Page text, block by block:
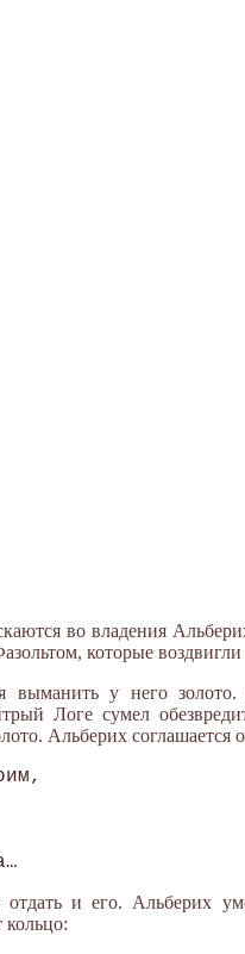
во владения
которые
у него золото.
Логе сумел
Альберих соглашается
и его. Альберих